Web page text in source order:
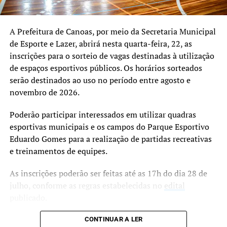
pelas aulas, destacaram a importância da parceria para a
O secretário Ely Silva ressaltou o sentimento de
continuidade do trabalho desenvolvido pelo sindicato
para manter a realização do curso profissionalizante,
considerado um legado das gestões anteriores.
período da próxima edição do curso, que deverá seguir
com a proposta de ampliar a capacitação e a qualificação
de profissionais voltados ao futebol de alto rendimento.
A Prefeitura de Canoas, por meio da Secretaria Municipal
de Esporte e Lazer, abrirá nesta quarta-feira, 22, as
inscrições para o sorteio de vagas destinadas à utilização
de espaços esportivos públicos. Os horários sorteados
serão destinados ao uso no período entre agosto e
novembro de 2026.
Poderão participar interessados em utilizar quadras
esportivas municipais e os campos do Parque Esportivo
Eduardo Gomes para a realização de partidas recreativas
e treinamentos de equipes.
As inscrições poderão ser feitas até as 17h do dia 28 de
julho, conforme as regras estabelecidas no edital
O sorteio das vagas está marcado para o dia 30 de julho,
CONTINUAR A LER